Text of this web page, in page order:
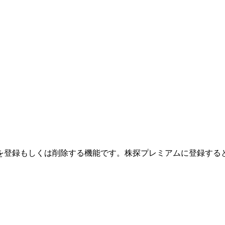
録もしくは削除する機能です。 株探プレミアムに登録する